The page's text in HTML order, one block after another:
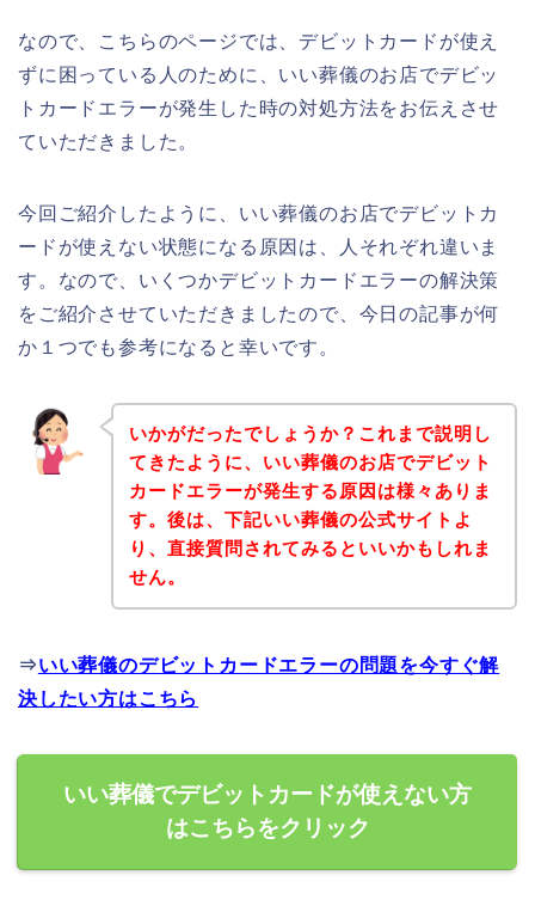
なので、こちらのページでは、デビットカードが使え
ずに困っている人のために、いい葬儀のお店でデビッ
トカードエラーが発生した時の対処方法をお伝えさせ
ていただきました。
今回ご紹介したように、いい葬儀のお店でデビットカ
ードが使えない状態になる原因は、人それぞれ違いま
す。なので、いくつかデビットカードエラーの解決策
をご紹介させていただきましたので、今日の記事が何
か１つでも参考になると幸いです。
いかがだったでしょうか？これまで説明し
てきたように、いい葬儀のお店でデビット
カードエラーが発生する原因は様々ありま
す。後は、下記いい葬儀の公式サイトよ
り、直接質問されてみるといいかもしれま
せん。
⇒いい葬儀のデビットカードエラーの問題を今すぐ解
決したい方はこちら
いい葬儀でデビットカードが使えない方
はこちらをクリック